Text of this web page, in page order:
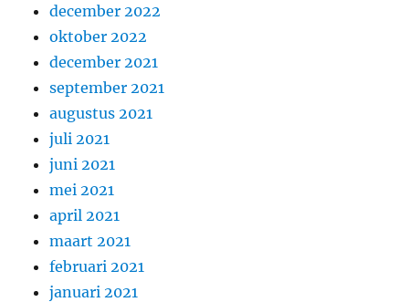
december 2022
oktober 2022
december 2021
september 2021
augustus 2021
juli 2021
juni 2021
mei 2021
april 2021
maart 2021
februari 2021
januari 2021